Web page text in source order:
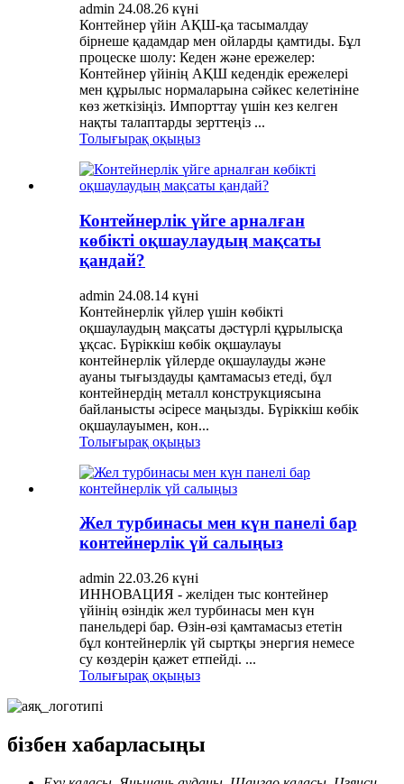
admin 24.08.26 күні
Контейнер үйін АҚШ-қа тасымалдау
бірнеше қадамдар мен ойларды қамтиды. Бұл
процеске шолу: Кеден және ережелер:
Контейнер үйінің АҚШ кедендік ережелері
мен құрылыс нормаларына сәйкес келетініне
көз жеткізіңіз. Импорттау үшін кез келген
нақты талаптарды зерттеңіз ...
Толығырақ оқыңыз
Контейнерлік үйге арналған
көбікті оқшаулаудың мақсаты
қандай?
admin 24.08.14 күні
Контейнерлік үйлер үшін көбікті
оқшаулаудың мақсаты дәстүрлі құрылысқа
ұқсас. Бүріккіш көбік оқшаулауы
контейнерлік үйлерде оқшаулауды және
ауаны тығыздауды қамтамасыз етеді, бұл
контейнердің металл конструкциясына
байланысты әсіресе маңызды. Бүріккіш көбік
оқшаулауымен, кон...
Толығырақ оқыңыз
Жел турбинасы мен күн панелі бар
контейнерлік үй салыңыз
admin 22.03.26 күні
ИННОВАЦИЯ - желіден тыс контейнер
үйінің өзіндік жел турбинасы мен күн
панельдері бар. Өзін-өзі қамтамасыз ететін
бұл контейнерлік үй сыртқы энергия немесе
су көздерін қажет етпейді. ...
Толығырақ оқыңыз
бізбен хабарласыңы